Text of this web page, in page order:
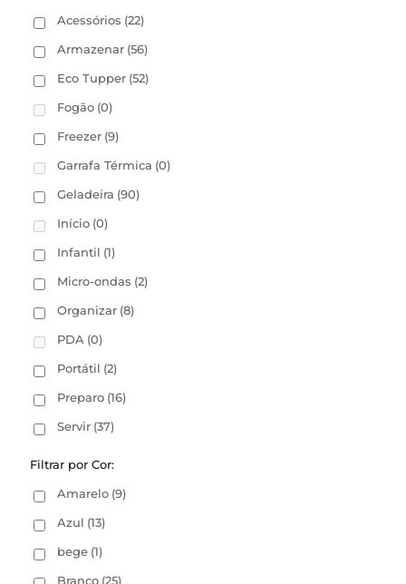
Acessórios (22)
Armazenar (56)
Eco Tupper (52)
Fogão (0)
Freezer (9)
Garrafa Térmica (0)
Geladeira (90)
Início (0)
Infantil (1)
Micro-ondas (2)
Organizar (8)
PDA (0)
Portátil (2)
Preparo (16)
Servir (37)
Filtrar por Cor:
Amarelo (9)
Azul (13)
bege (1)
Branco (25)